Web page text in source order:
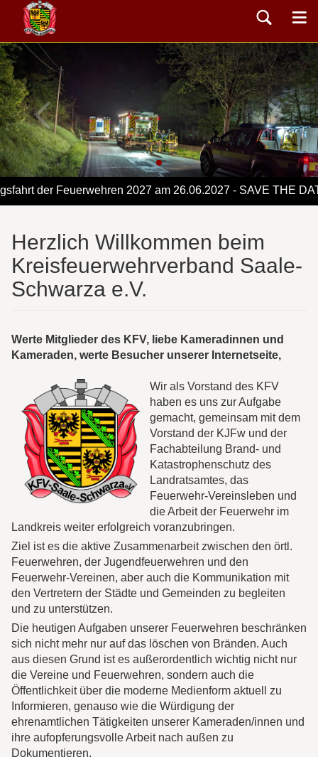
der Feuerwehren 2027 am 26.06.2027 - SAVE THE
Herzlich Willkommen beim
Kreisfeuerwehrverband Saale-
Schwarza e.V.
Werte Mitglieder des KFV, liebe Kameradinnen und
Kameraden, werte Besucher unserer Internetseite,
Wir als Vorstand des KFV
haben es uns zur Aufgabe
gemacht, gemeinsam mit dem
Vorstand der KJFw und der
Fachabteilung Brand- und
Katastrophenschutz des
Landratsamtes, das
Feuerwehr-Vereinsleben und
die Arbeit der Feuerwehr im
Landkreis weiter erfolgreich voranzubringen.
Ziel ist es die aktive Zusammenarbeit zwischen den örtl.
Feuerwehren, der Jugendfeuerwehren und den
Feuerwehr-Vereinen, aber auch die Kommunikation mit
den Vertretern der Städte und Gemeinden zu begleiten
und zu unterstützen.
Die heutigen Aufgaben unserer Feuerwehren beschränken
sich nicht mehr nur auf das löschen von Bränden. Auch
aus diesen Grund ist es außerordentlich wichtig nicht nur
die Vereine und Feuerwehren, sondern auch die
Öffentlichkeit über die moderne Medienform aktuell zu
Informieren, genauso wie die Würdigung der
ehrenamtlichen Tätigkeiten unserer Kameraden/innen und
ihre aufopferungsvolle Arbeit nach außen zu
Dokumentieren.